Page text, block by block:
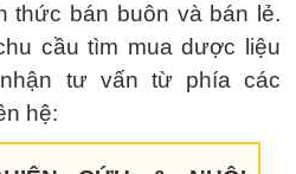
thức bán buôn và bán lẻ.
cầu tìm mua dược liệu
tư vấn từ phía các
hệ: